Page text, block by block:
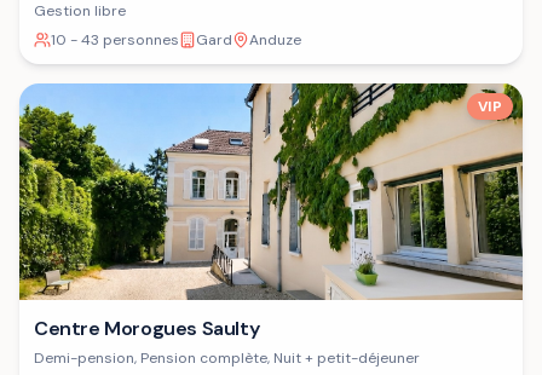
Gestion libre
10 - 43 personnes
Gard Anduze
VIP
Centre Morogues Saulty
Demi-pension, Pension complète, Nuit + petit-déjeuner